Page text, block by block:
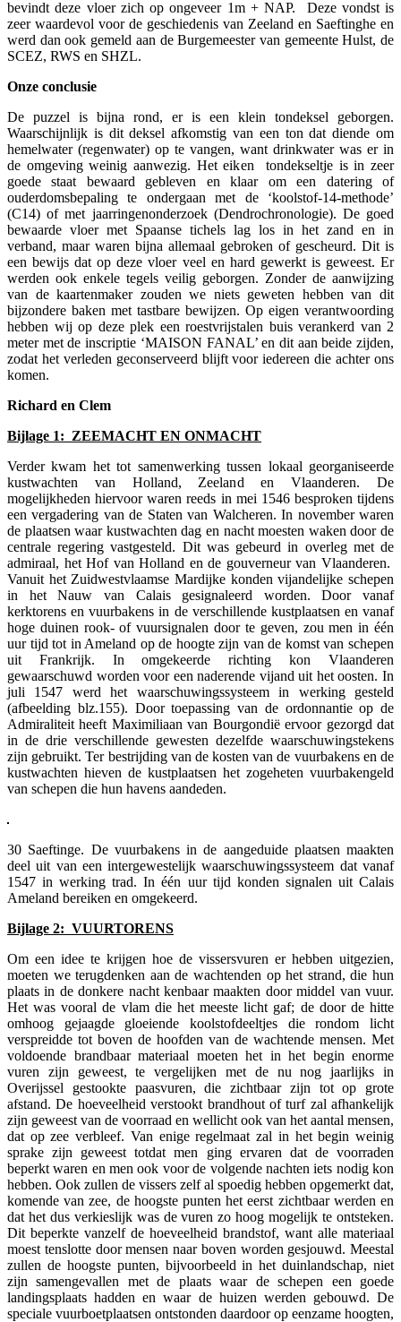
bevindt deze vloer zich op ongeveer 1m + NAP. Deze vondst is
zeer waardevol voor de geschiedenis van Zeeland en Saeftinghe en
werd dan ook gemeld aan de Burgemeester van gemeente Hulst, de
SCEZ, RWS en SHZL.
Onze conclusie
De puzzel is bijna rond, er is een klein tondeksel geborgen.
Waarschijnlijk is dit deksel afkomstig van een ton dat diende om
hemelwater (regenwater) op te vangen, want drinkwater was er in
de omgeving weinig aanwezig. Het eiken tondekseltje is in zeer
goede staat bewaard gebleven en klaar om een datering of
ouderdomsbepaling te ondergaan met de ‘koolstof-14-methode’
(C14) of met jaarringenonderzoek (Dendrochronologie). De goed
bewaarde vloer met Spaanse tichels lag los in het zand en in
verband, maar waren bijna allemaal gebroken of gescheurd. Dit is
een bewijs dat op deze vloer veel en hard gewerkt is geweest. Er
werden ook enkele tegels veilig geborgen. Zonder de aanwijzing
van de kaartenmaker zouden we niets geweten hebben van dit
bijzondere baken met tastbare bewijzen. Op eigen verantwoording
hebben wij op deze plek een roestvrijstalen buis verankerd van 2
meter met de inscriptie ‘MAISON FANAL’ en dit aan beide zijden,
zodat het verleden geconserveerd blijft voor iedereen die achter ons
komen.
Richard en Clem
Bijlage 1: ZEEMACHT EN ONMACHT
Verder kwam het tot samenwerking tussen lokaal georganiseerde
kustwachten van Holland, Zeeland en Vlaanderen. De
mogelijkheden hiervoor waren reeds in mei 1546 besproken tijdens
een vergadering van de Staten van Walcheren. In november waren
de plaatsen waar kustwachten dag en nacht moesten waken door de
centrale regering vastgesteld. Dit was gebeurd in overleg met de
admiraal, het Hof van Holland en de gouverneur van Vlaanderen.
Vanuit het Zuidwestvlaamse Mardijke konden vijandelijke schepen
in het Nauw van Calais gesignaleerd worden. Door vanaf
kerktorens en vuurbakens in de verschillende kustplaatsen en vanaf
hoge duinen rook- of vuursignalen door te geven, zou men in één
uur tijd tot in Ameland op de hoogte zijn van de komst van schepen
uit Frankrijk. In omgekeerde richting kon Vlaanderen
gewaarschuwd worden voor een naderende vijand uit het oosten. In
juli 1547 werd het waarschuwingssysteem in werking gesteld
(afbeelding blz.155). Door toepassing van de ordonnantie op de
Admiraliteit heeft Maximiliaan van Bourgondië ervoor gezorgd dat
in de drie verschillende gewesten dezelfde waarschuwingstekens
zijn gebruikt. Ter bestrijding van de kosten van de vuurbakens en de
kustwachten hieven de kustplaatsen het zogeheten vuurbakengeld
van schepen die hun havens aandeden.
30 Saeftinge. De vuurbakens in de aangeduide plaatsen maakten
deel uit van een intergewestelijk waarschuwingssysteem dat vanaf
1547 in werking trad. In één uur tijd konden signalen uit Calais
Ameland bereiken en omgekeerd.
Bijlage 2: VUURTORENS
Om een idee te krijgen hoe de vissersvuren er hebben uitgezien,
moeten we terugdenken aan de wachtenden op het strand, die hun
plaats in de donkere nacht kenbaar maakten door middel van vuur.
Het was vooral de vlam die het meeste licht gaf; de door de hitte
omhoog gejaagde gloeiende koolstofdeeltjes die rondom licht
verspreidde tot boven de hoofden van de wachtende mensen. Met
voldoende brandbaar materiaal moeten het in het begin enorme
vuren zijn geweest, te vergelijken met de nu nog jaarlijks in
Overijssel gestookte paasvuren, die zichtbaar zijn tot op grote
afstand. De hoeveelheid verstookt brandhout of turf zal afhankelijk
zijn geweest van de voorraad en wellicht ook van het aantal mensen,
dat op zee verbleef. Van enige regelmaat zal in het begin weinig
sprake zijn geweest totdat men ging ervaren dat de voorraden
beperkt waren en men ook voor de volgende nachten iets nodig kon
hebben. Ook zullen de vissers zelf al spoedig hebben opgemerkt dat,
komende van zee, de hoogste punten het eerst zichtbaar werden en
dat het dus verkieslijk was de vuren zo hoog mogelijk te ontsteken.
Dit beperkte vanzelf de hoeveelheid brandstof, want alle materiaal
moest tenslotte door mensen naar boven worden gesjouwd. Meestal
zullen de hoogste punten, bijvoorbeeld in het duinlandschap, niet
zijn samengevallen met de plaats waar de schepen een goede
landingsplaats hadden en waar de huizen werden gebouwd. De
speciale vuurboetplaatsen ontstonden daardoor op eenzame hoogten,